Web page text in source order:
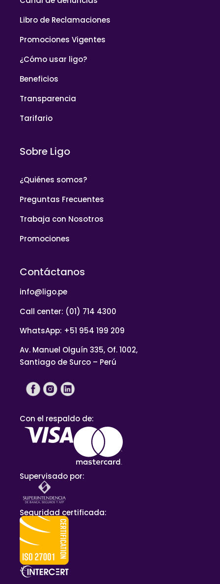
Libro de Reclamaciones
Promociones Vigentes
¿Cómo usar ligo?
Beneficios
Transparencia
Tarifario
Sobre Ligo
¿Quiénes somos?
Preguntas Frecuentes
Trabaja con Nosotros
Promociones
Contáctanos
info@ligo.pe
Call center: (01) 714 4300
WhatsApp: +51 954 199 209
Av. Manuel Olguín 335, Of. 1002,
Santiago de Surco – Perú
Con el respaldo de:
Supervisado por:
Seguridad certificada: